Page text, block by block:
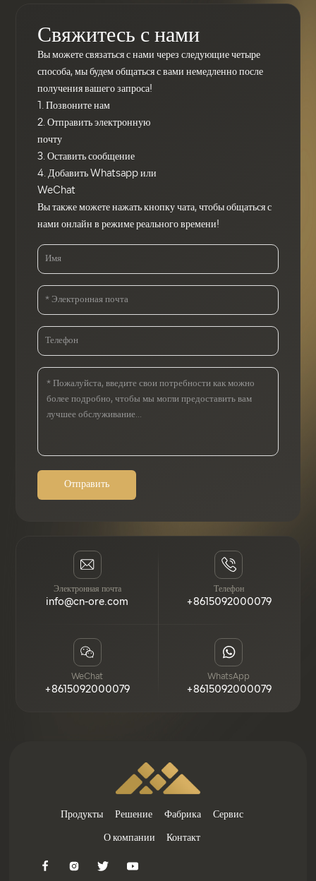
Свяжитесь с нами
Вы можете связаться с нами через следующие четыре
способа, мы будем общаться с вами немедленно после
получения вашего запроса!
1. Позвоните нам
2. Отправить электронную
почту
3. Оставить сообщение
4. Добавить Whatsapp или
WeChat
Вы также можете нажать кнопку чата, чтобы общаться с
нами онлайн в режиме реального времени!
Отправить
Электронная почта
info@cn-ore.com
Телефон
+8615092000079
WeChat
+8615092000079
WhatsApp
+8615092000079
Продукты Решение Фабрика Сервис
О компании Контакт